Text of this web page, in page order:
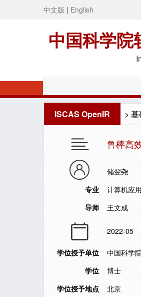
中文版 | English
中国科学院
ISCAS OpenIR > 基
鲁棒高
储翌尧
专业
计算机应
导师
王文成
2022-05
学位授予单位
中国科学
学位
博士
学位授予地点
北京